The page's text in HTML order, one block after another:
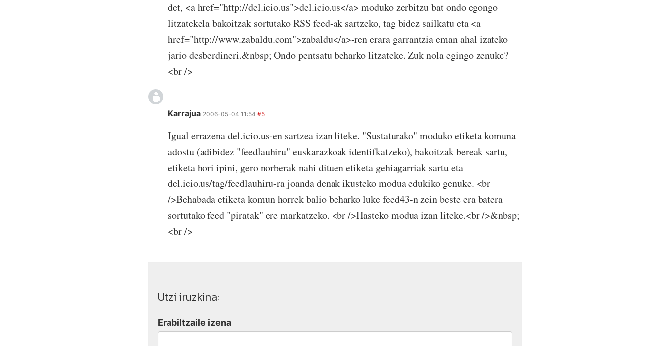
det, <a href="http://del.icio.us">del.icio.us</a> moduko zerbitzu bat ondo egongo
litzatekela bakoitzak sortutako RSS feed-ak sartzeko, tag bidez sailkatu eta <a
href="http://www.zabaldu.com">zabaldu</a>-ren erara garrantzia eman ahal izateko
jario desberdineri.&nbsp; Ondo pentsatu beharko litzateke. Zuk nola egingo zenuke?
<br />
Karrajua 2006-05-04 11:54 #5
Igual errazena del.icio.us-en sartzea izan liteke. "Sustaturako" moduko etiketa komuna
adostu (adibidez "feedlauhiru" euskarazkoak identifkatzeko), bakoitzak bereak sartu,
etiketa hori ipini, gero norberak nahi dituen etiketa gehiagarriak sartu eta
del.icio.us/tag/feedlauhiru-ra joanda denak ikusteko modua edukiko genuke. <br
/>Behabada etiketa komun horrek balio beharko luke feed43-n zein beste era batera
sortutako feed "piratak" ere markatzeko. <br />Hasteko modua izan liteke.<br />&nbsp;
<br />
Utzi iruzkina:
Erabiltzaile izena